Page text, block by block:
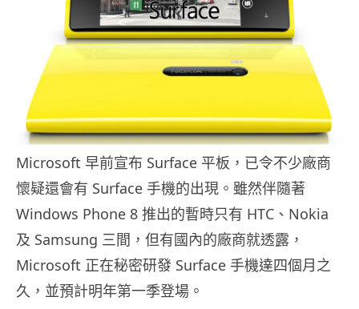
Microsoft 早前宣布 Surface 平板，已令不少廠商
懷疑還會有 Surface 手機的出現。雖然伴隨著
Windows Phone 8 推出的暫時只有 HTC、Nokia
及 Samsung 三間，但有國內的廠商就透露，
Microsoft 正在秘密研發 Surface 手機達四個月之
久，並預計明年第一季登場。